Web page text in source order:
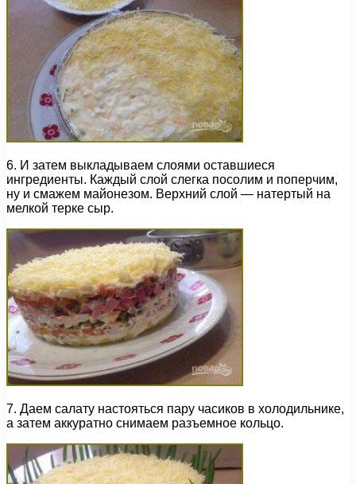
6. И затем выкладываем слоями оставшиеся
ингредиенты. Каждый слой слегка посолим и поперчим,
ну и смажем майонезом. Верхний слой — натертый на
мелкой терке сыр.
7. Даем салату настояться пару часиков в холодильнике,
а затем аккуратно снимаем разъемное кольцо.